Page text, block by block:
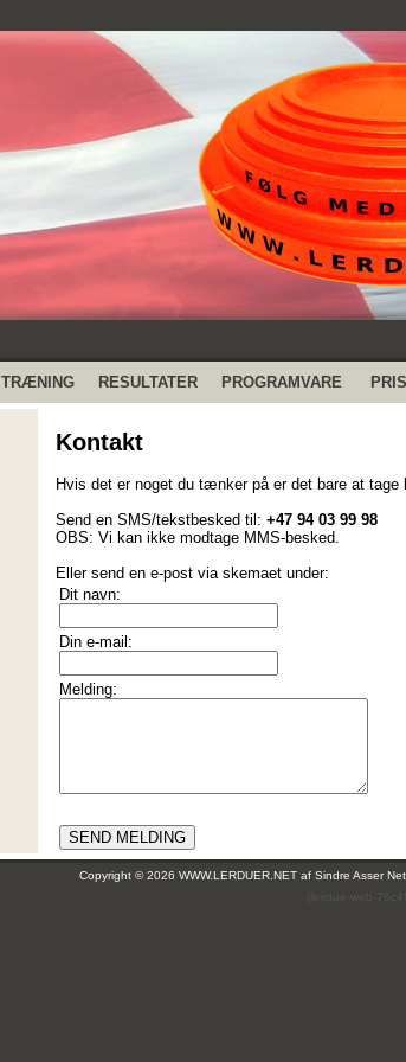
TRÆNING RESULTATER PROGRAMVARE
Kontakt
Hvis det er noget du tænker på er det bare at tage
Send en SMS/tekstbesked til: +47 94 03 99 98
OBS: Vi kan ikke modtage MMS-besked.
Eller send en e-post via skemaet under:
Dit navn:
Din e-mail:
Melding:
Copyright © 2026 WWW.LERDUER.NET af Sindre Asser
(leirdue-web-